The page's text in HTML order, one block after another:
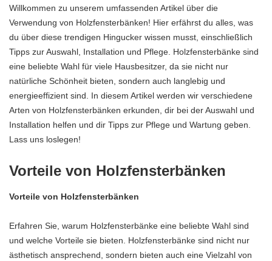
Willkommen zu unserem umfassenden Artikel über die
Verwendung von Holzfensterbänken! Hier erfährst du alles, was
du über diese trendigen Hingucker wissen musst, einschließlich
Tipps zur Auswahl, Installation und Pflege. Holzfensterbänke sind
eine beliebte Wahl für viele Hausbesitzer, da sie nicht nur
natürliche Schönheit bieten, sondern auch langlebig und
energieeffizient sind. In diesem Artikel werden wir verschiedene
Arten von Holzfensterbänken erkunden, dir bei der Auswahl und
Installation helfen und dir Tipps zur Pflege und Wartung geben.
Lass uns loslegen!
Vorteile von Holzfensterbänken
Vorteile von Holzfensterbänken
Erfahren Sie, warum Holzfensterbänke eine beliebte Wahl sind
und welche Vorteile sie bieten. Holzfensterbänke sind nicht nur
ästhetisch ansprechend, sondern bieten auch eine Vielzahl von